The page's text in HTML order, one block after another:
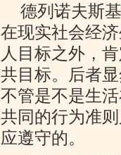
德列诺夫斯
在现实社会经
人目标之外，
共目标。后者
不管是不是生
共同的行为准
应遵守的。